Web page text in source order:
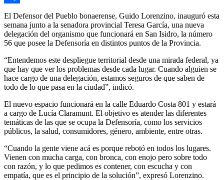
Compartir
El Defensor del Pueblo bonaerense, Guido Lorenzino, inauguró esta
semana junto a la senadora provincial Teresa García, una nueva
delegación del organismo que funcionará en San Isidro, la número
56 que posee la Defensoría en distintos puntos de la Provincia.
“Entendemos este despliegue territorial desde una mirada federal, ya
que hay que ver los problemas desde cada lugar. Cuando alguien se
hace cargo de una delegación, estamos seguros de que saben de
todo de lo que pasa en la ciudad”, indicó.
El nuevo espacio funcionará en la calle Eduardo Costa 801 y estará
a cargo de Lucía Claramunt. El objetivo es atender las diferentes
temáticas de las que se ocupa la Defensoría, como los servicios
públicos, la salud, consumidores, género, ambiente, entre otras.
“Cuando la gente viene acá es porque rebotó en todos los lugares.
Vienen con mucha carga, con bronca, con enojo pero sobre todo
con razón, y lo que pedimos es contener, con escucha y con
empatía, que es el principio de la solución”, expresó Lorenzino.